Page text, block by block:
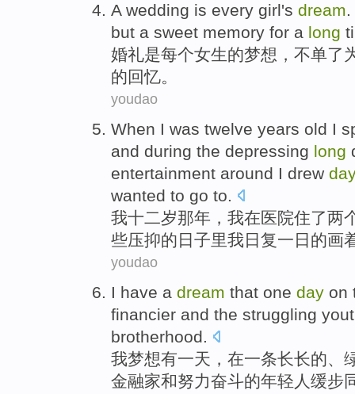
A wedding is every girl's dream
but a sweet memory for a long
婚礼是每个女生的梦想 ， 不单了
的回忆。
youdao
When I was twelve years old I
and during the depressing long
entertainment around I drew
wanted to go to.
我十二岁那年，我在医院住了两
些压抑的 日子里我日复一日 的画
youdao
I have a dream that one day on
financier and the struggling
brotherhood.
我梦想有一天 ， 在一条长长的、
金融家和努力奋斗的年轻人 缓步